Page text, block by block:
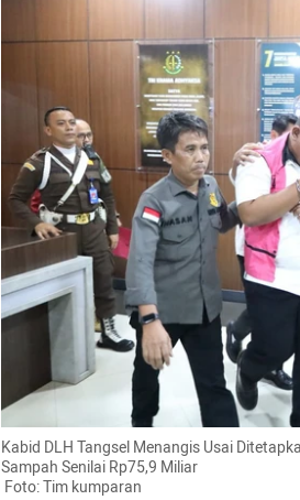
Kabid DLH Tangsel Menangis Usai
Sampah Senilai Rp75,9 Miliar
Foto: Tim kumparan